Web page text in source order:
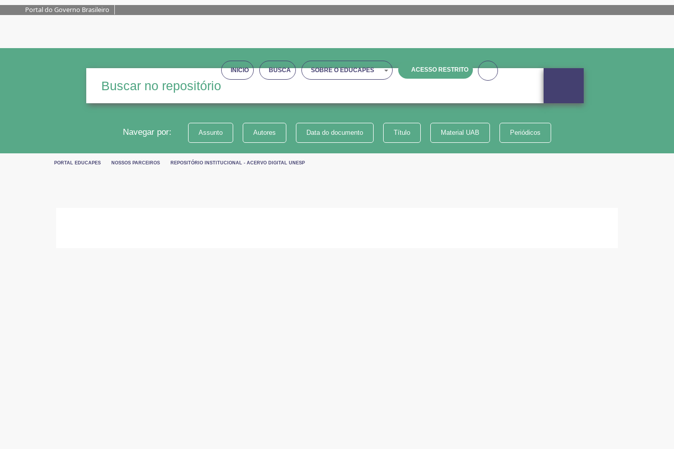
Portal do Governo Brasileiro
INICIO BUSCA SOBRE O EDUCAPES ACESSO RESTRITO
Navegar por: Assunto Autores Data do documento Título Material UAB Periódicos
PORTAL EDUCAPES NOSSOS PARCEIROS REPOSITÓRIO INSTITUCIONAL - ACERVO DIGITAL UNESP